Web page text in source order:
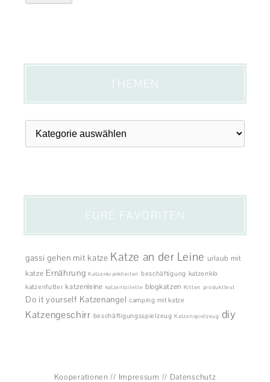
THEMEN
Themen
EURE FAVORITEN
gassi gehen mit katze Katze an der Leine urlaub mit
katze Ernährung Katzenkrankheiten beschäftigung katzenklo
katzenfutter katzenleine katzentoilette blogkatzen Kitten produkttest
Do it yourself Katzenangel camping mit katze
Katzengeschirr beschäftigungsspielzeug Katzenspielzeug diy
Kooperationen // Impressum // Datenschutz